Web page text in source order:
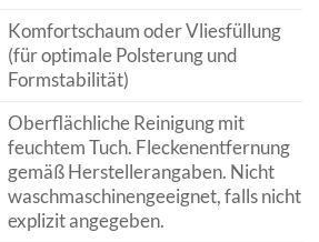
Komfortschaum oder Vliesfüllung
(für optimale Polsterung und
Formstabilität)
Oberflächliche Reinigung mit
feuchtem Tuch. Fleckenentfernung
gemäß Herstellerangaben. Nicht
waschmaschinengeeignet, falls nicht
explizit angegeben.